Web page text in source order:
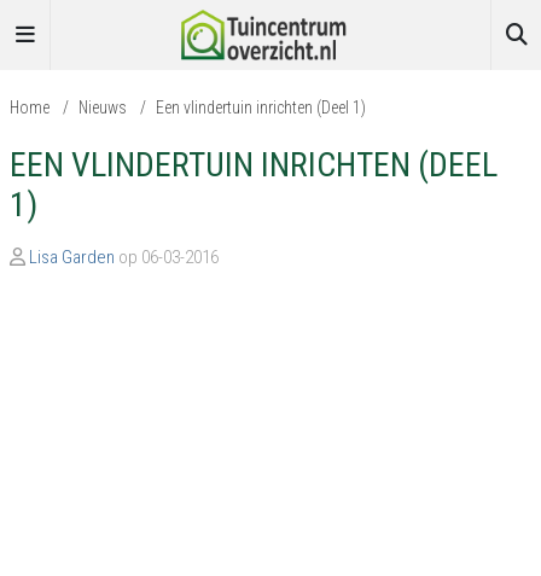
Home / Nieuws / Een vlindertuin inrichten (Deel 1)
EEN VLINDERTUIN INRICHTEN (DEEL
1)
Lisa Garden op 06-03-2016